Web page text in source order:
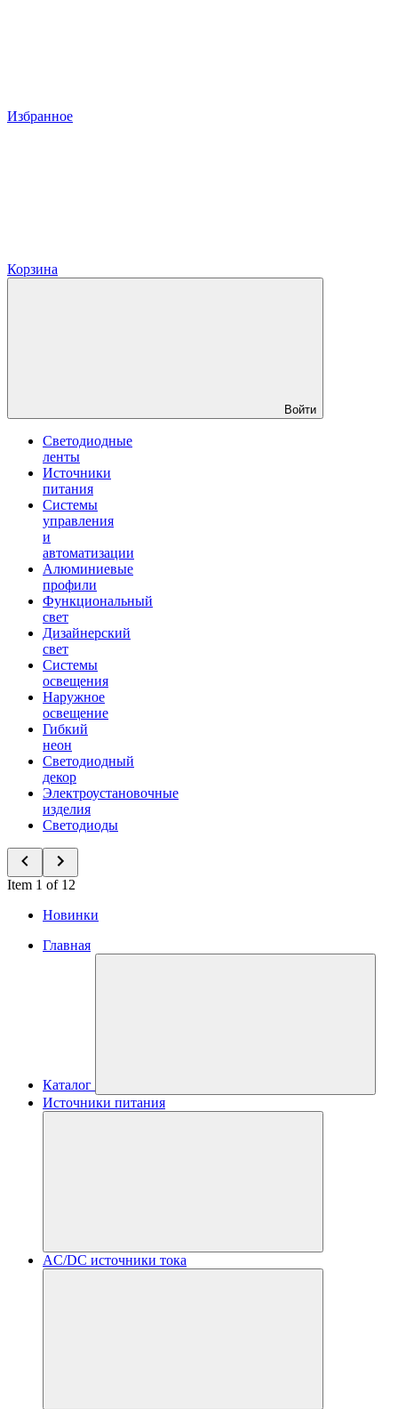
Избранное
Корзина
Войти
Светодиодные
ленты
Источники
питания
Системы
управления
и
автоматизации
Алюминиевые
профили
Функциональный
свет
Дизайнерский
свет
Системы
освещения
Наружное
освещение
Гибкий
неон
Светодиодный
декор
Электроустановочные
изделия
Светодиоды
Item 1 of 12
Новинки
Главная
Каталог
Источники питания
AC/DC источники тока